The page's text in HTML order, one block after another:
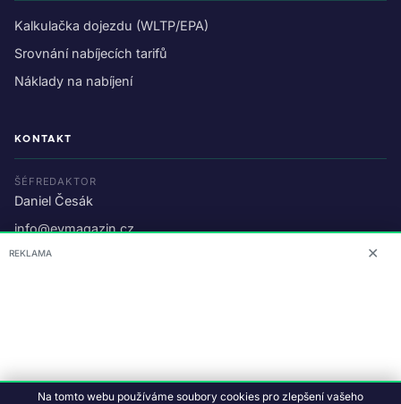
Kalkulačka dojezdu (WLTP/EPA)
Srovnání nabíjecích tarifů
Náklady na nabíjení
KONTAKT
ŠÉFREDAKTOR
Daniel Česák
info@evmagazin.cz
O nás
© 2026 EV Magazin.Podmínky a ochrana dat.
REKLAMA ✕
Na tomto webu používáme soubory cookies pro zlepšení vašeho